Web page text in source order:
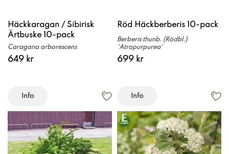
Häckkaragan / Sibirisk
Ärtbuske 10-pack
Caragana arborescens
649 kr
Info
Röd Häckberberis 10-pack
Berberis thunb. (Rödbl.)
'Atropurpurea'
699 kr
Info